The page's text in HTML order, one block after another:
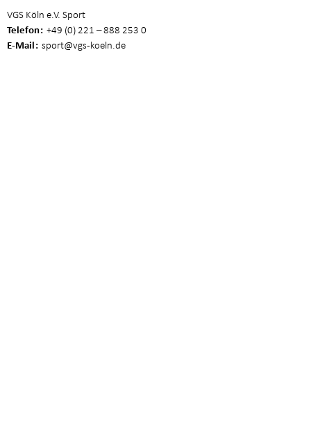
VGS Köln e.V. Sport
Telefon +49 (0) 221 – 888 253 0
E-Mail sport@vgs-koeln.de